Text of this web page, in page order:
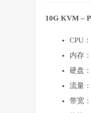
10G KVM –
CPU
内存
硬盘
流量
带宽